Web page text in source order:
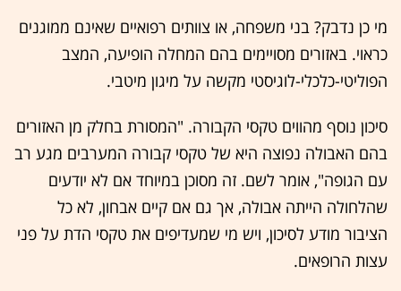
מי כן נדבק? בני משפחה, או צוותים רפואיים שאינם ממוגנים
כראוי. באזורים מסויימים בהם המחלה הופיעה, המצב
הפוליטי-כלכלי-לוגיסטי מקשה על מיגון מיטבי.
סיכון נוסף מהווים טקסי הקבורה. "המסורת בחלק מן האזורים
בהם האבולה נפוצה היא של טקסי קבורה המערבים מגע רב
עם הגופה", אומר לשם. זה מסוכן במיוחד אם לא יודעים
שהלחולה הייתה אבולה, אך גם אם קיים אבחון, לא כל
הציבור מודע לסיכון, ויש מי שמעדיפים את טקסי הדת על פני
עצות הרופאים.